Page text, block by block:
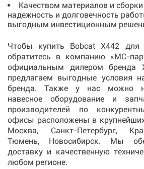
Качеством материалов и сборки
надежность и долговечность
выгодным инвестиционным
Чтобы купить Bobcat X442 для
обратитесь в компанию «МС-
официальным дилером бренда
предлагаем выгодные условия
бренда. Также у нас можно
навесное оборудование и
производителей по
офисы расположены в
Москва, Санкт-Петербург,
Тюмень, Новосибирск. Мы
доставку и качественную
любом регионе.